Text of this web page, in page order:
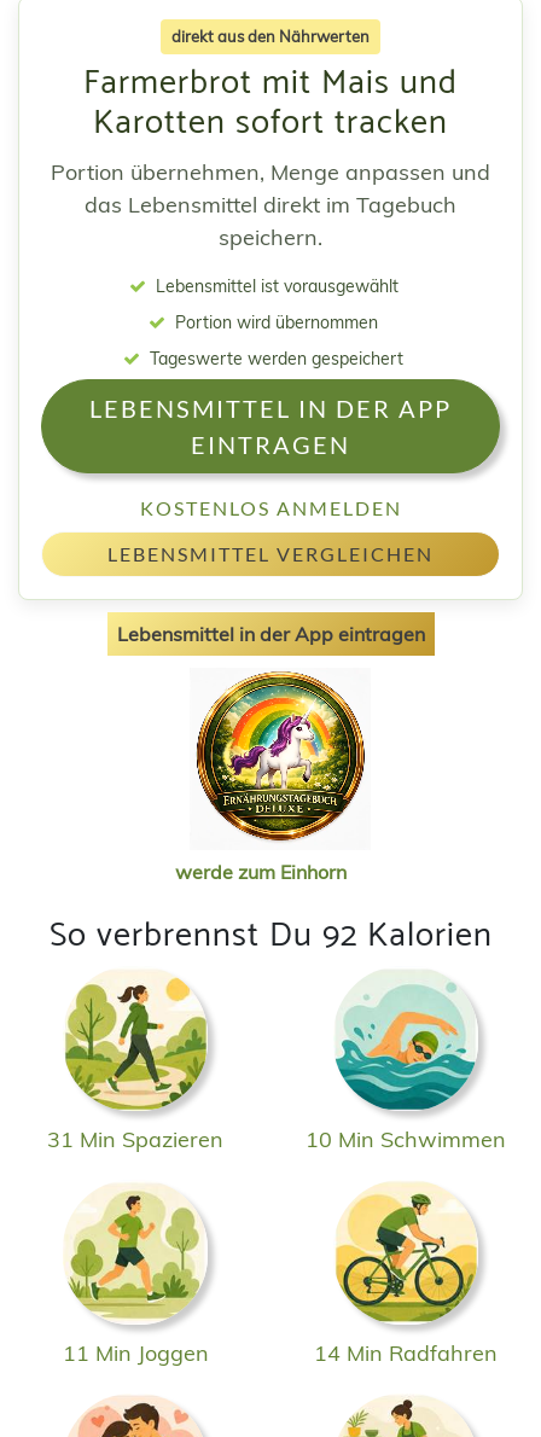
direkt aus den Nährwerten
Farmerbrot mit Mais und
Karotten sofort tracken
Portion übernehmen, Menge anpassen und
das Lebensmittel direkt im Tagebuch
speichern.
Lebensmittel ist vorausgewählt
Portion wird übernommen
Tageswerte werden gespeichert
LEBENSMITTEL IN DER APP
EINTRAGEN
KOSTENLOS ANMELDEN
LEBENSMITTEL VERGLEICHEN
Lebensmittel in der App eintragen
werde zum Einhorn
So verbrennst Du 92 Kalorien
31 Min Spazieren 10 Min Schwimmen
11 Min Joggen 14 Min Radfahren